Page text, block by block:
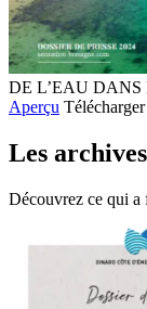
DE L’EAU DANS
Aperçu Télécharger
Les
Découvrez ce qui a